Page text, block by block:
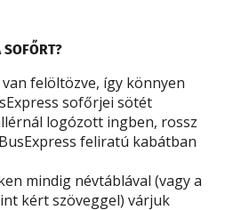
SOFŐRT?
felöltözve, így könnyen
sofőrjei sötét
logózott ingben, rossz
feliratú kabátban
mindig névtáblával (vagy a
kért szöveggel) várjuk